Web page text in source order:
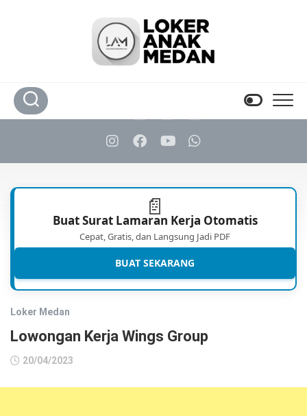
📄
Buat Surat Lamaran Kerja Otomatis
Cepat, Gratis, dan Langsung Jadi PDF
BUAT SEKARANG
Loker Medan
Lowongan Kerja Wings Group
20/04/2023